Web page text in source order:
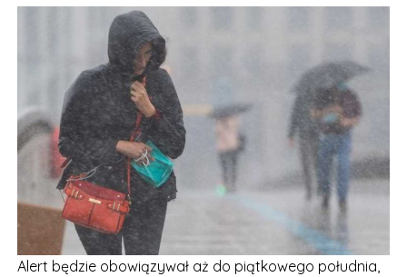
Alert będzie obowiązywał aż do piątkowego południa,